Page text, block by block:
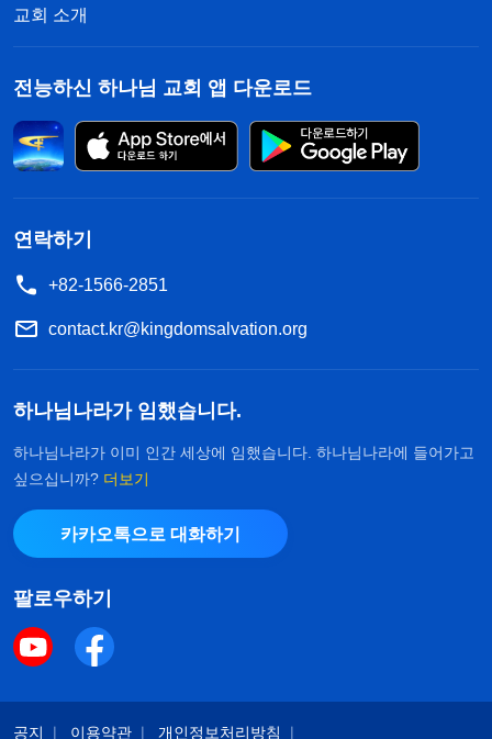
교회 소개
전능하신 하나님 교회 앱 다운로드
연락하기
+82-1566-2851
contact.kr@kingdomsalvation.org
하나님나라가 임했습니다.
하나님나라가 이미 인간 세상에 임했습니다. 하나님나라에 들어가고
싶으십니까? 더보기
카카오톡으로 대화하기
팔로우하기
공지 이용약관 개인정보처리방침